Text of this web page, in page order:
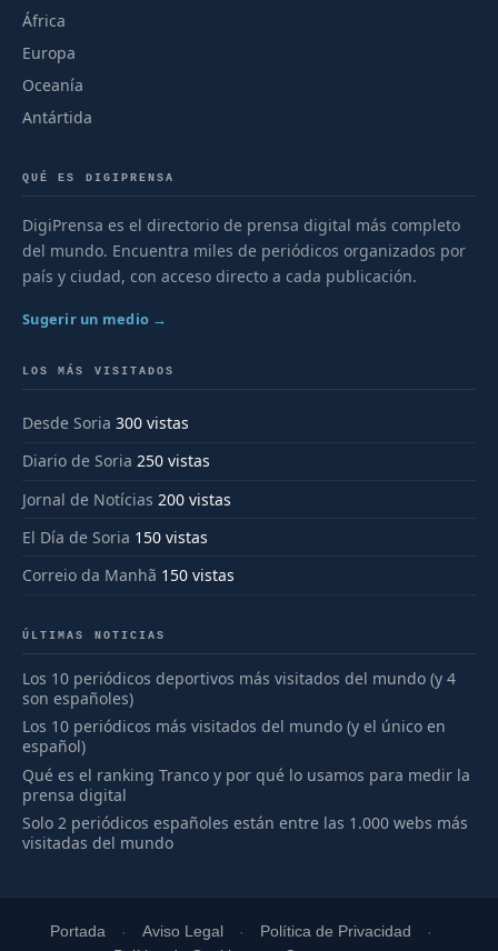
África
Europa
Oceanía
Antártida
QUÉ ES DIGIPRENSA
DigiPrensa es el directorio de prensa digital más completo
del mundo. Encuentra miles de periódicos organizados por
país y ciudad, con acceso directo a cada publicación.
Sugerir un medio →
LOS MÁS VISITADOS
Desde Soria 300 vistas
Diario de Soria 250 vistas
Jornal de Notícias 200 vistas
El Día de Soria 150 vistas
Correio da Manhã 150 vistas
ÚLTIMAS NOTICIAS
Los 10 periódicos deportivos más visitados del mundo (y 4
son españoles)
Los 10 periódicos más visitados del mundo (y el único en
español)
Qué es el ranking Tranco y por qué lo usamos para medir la
prensa digital
Solo 2 periódicos españoles están entre las 1.000 webs más
visitadas del mundo
Portada Aviso Legal
Política de Privacidad